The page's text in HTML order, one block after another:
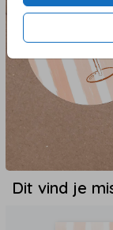
Psst… deze
night of
Dit vind je